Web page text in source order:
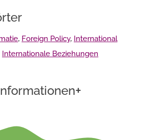
, Foreign Policy, International
Internationale Beziehungen
+